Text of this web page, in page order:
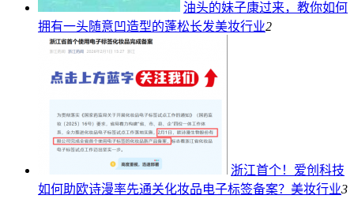
油头的妹子康过来，教你如何
拥有一头随意凹造型的蓬松长发美妆行业2
浙江首个！爱创科技
如何助欧诗漫率先通关化妆品电子标签备案？ 美妆行业3